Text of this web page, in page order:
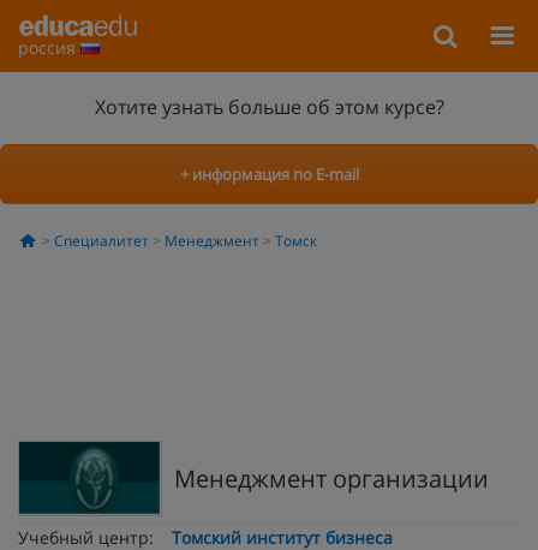
россия
Хотите узнать больше об этом курсе?
+ информация по E-mail
Специалитет Менеджмент Томск
Менеджмент организации
Учебный центр:
Томский институт бизнеса